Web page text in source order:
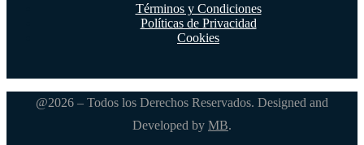
Términos y Condiciones
Políticas de Privacidad
Cookies
@2026 – Todos los Derechos Reservados. Designed and
Developed by MB.